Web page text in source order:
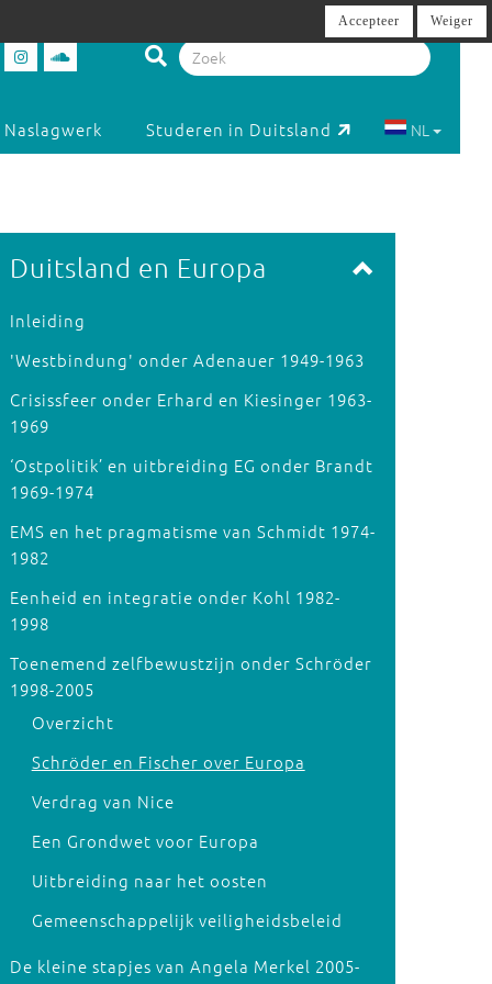
Naslagwerk Studeren in Duitsland NL
Duitsland en Europa
Inleiding
'Westbindung' onder Adenauer 1949-1963
Crisissfeer onder Erhard en Kiesinger 1963-
1969
‘Ostpolitik’ en uitbreiding EG onder Brandt
1969-1974
EMS en het pragmatisme van Schmidt 1974-
1982
Eenheid en integratie onder Kohl 1982-
1998
Toenemend zelfbewustzijn onder Schröder
1998-2005
Overzicht
Schröder en Fischer over Europa
Verdrag van Nice
Een Grondwet voor Europa
Uitbreiding naar het oosten
Gemeenschappelijk veiligheidsbeleid
De kleine stapjes van Angela Merkel 2005-
Accepteer Weiger